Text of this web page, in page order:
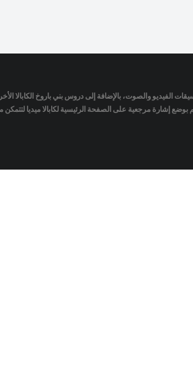
الفيديو والصوت، بالإضافة إلى دروس بني باروخ الكابالا
بوضع إشارة مرجعية على الصفحة الرئيسية لكابالا ميديا